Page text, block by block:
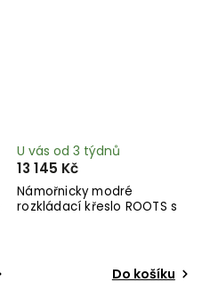
Námořnicky modré
rozkládací křeslo ROOTS s
U vás od 3 týdnů
13 145 Kč
Do košíku